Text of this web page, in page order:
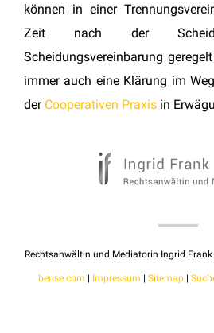
können in einer
Zeit nach der
Scheidungsvereinbarung
immer auch eine Klärung im
der Cooperativen Praxis in
Rechtsanwältin und Mediatorin Ingrid
bense.com | Impressum | Sitemap|